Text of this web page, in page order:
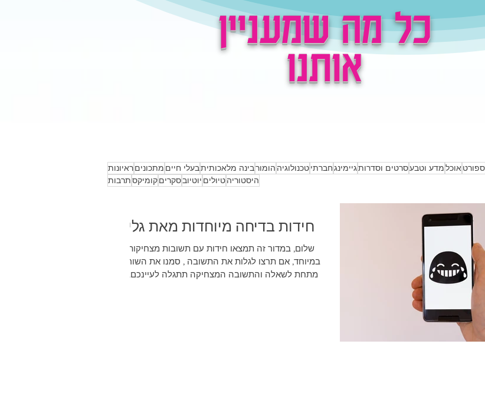
כל מה שמעניין
אותנו
ספורט אוכלמדע וטבעסרטים וסדרותגיימינגחברתיטכנולוגיה הומורבינה מלאכותיתבעלי חיים מתכוניםראיונות
היסטוריהטיולים יוטיובסקריםקומיקסתרבות
חידות בדיחה מיוחדות מאת גלי
שלום, במדור זה תמצאו חידות עם תשובות מצחיקות
במיוחד, אם תרצו לגלות את התשובה , סמנו את השורה
מתחת לשאלה והתשובה המצחיקה תתגלה לעיינכם....
מה ההיסטוריה של